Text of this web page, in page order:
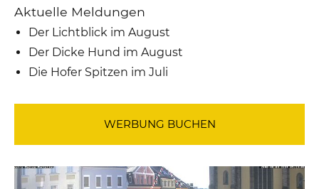
Aktuelle Meldungen
Der Lichtblick im August
Der Dicke Hund im August
Die Hofer Spitzen im Juli
WERBUNG BUCHEN